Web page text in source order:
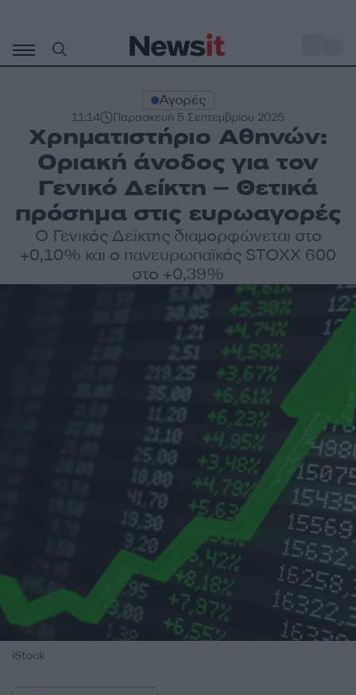
περιεχόμενο
Αγορές
11:14 Παρασκευή 5 Σεπτεμβρίου 2025
Χρηματιστήριο Αθηνών:
Οριακή άνοδος για τον
Γενικό Δείκτη – Θετικά
πρόσημα στις ευρωαγορές
Ο Γενικός Δείκτης διαμορφώνεται στο
+0,10% και ο πανευρωπαϊκός STOXX 600
στο +0,39%
iStock